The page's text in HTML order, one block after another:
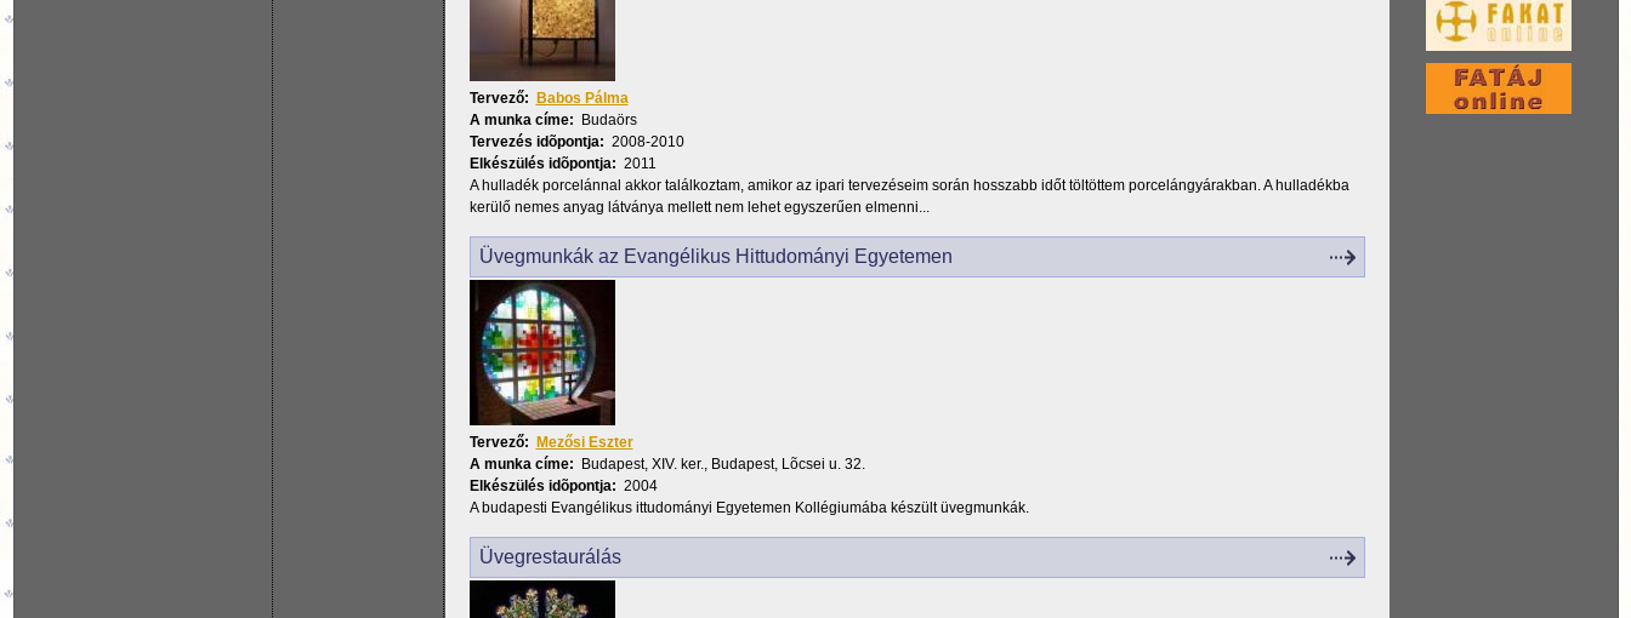
Tervező:
Babos Pálma
A munka címe:
Budaörs
Tervezés idõpontja: 2008-2010
Elkészülés idõpontja: 2011
A hulladék porcelánnal akkor találkoztam, amikor az ipari tervezéseim során hosszabb időt töltöttem porcelángyárakban. A hulladékba
kerülő nemes anyag látványa mellett nem lehet egyszerűen elmenni...
Üvegmunkák az Evangélikus Hittudományi Egyetemen
Tervező:
Mezősi Eszter
A munka címe:
Budapest, XIV. ker., Budapest, Lõcsei u. 32.
Elkészülés idõpontja: 2004
A budapesti Evangélikus ittudományi Egyetemen Kollégiumába készült üvegmunkák.
Üvegrestaurálás